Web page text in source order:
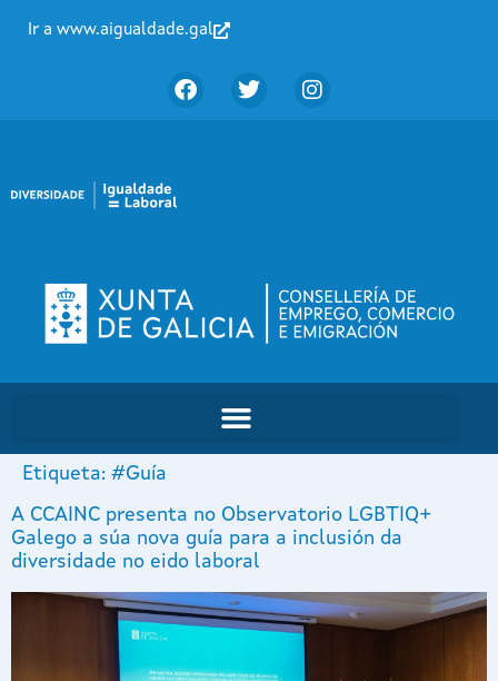
Ir a www.aigualdade.gal
Etiqueta: #Guía
A CCAINC presenta no Observatorio LGBTIQ+
Galego a súa nova guía para a inclusión da
diversidade no eido laboral